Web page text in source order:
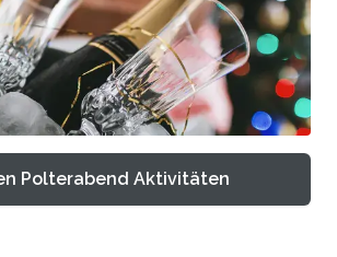
Polterabend Aktivitäten